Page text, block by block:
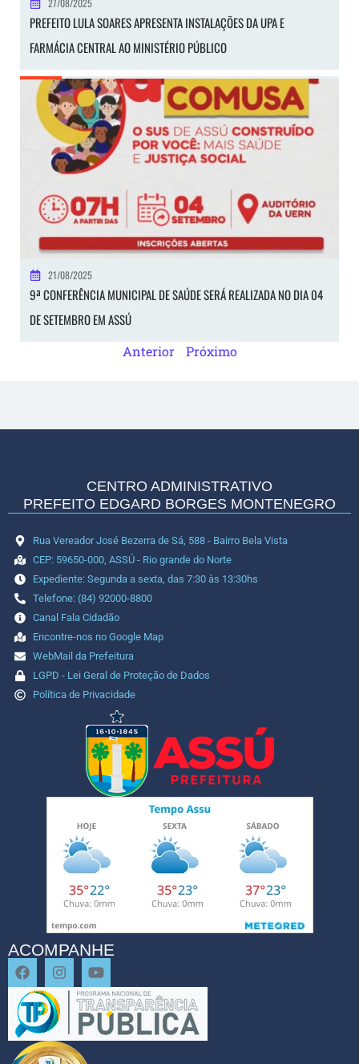
27/08/2025
PREFEITO LULA SOARES APRESENTA INSTALAÇÕES DA UPA E
FARMÁCIA CENTRAL AO MINISTÉRIO PÚBLICO
21/08/2025
9ª CONFERÊNCIA MUNICIPAL DE SAÚDE SERÁ REALIZADA NO DIA 04
DE SETEMBRO EM ASSÚ
Anterior Próximo
CENTRO ADMINISTRATIVO
PREFEITO EDGARD BORGES MONTENEGRO
Rua Vereador José Bezerra de Sá, 588 - Bairro Bela Vista
CEP: 59650-000, ASSÚ - Rio grande do Norte
Expediente: Segunda a sexta, das 7:30 às 13:30hs
Telefone: (84) 92000-8800
Canal Fala Cidadão
Encontre-nos no Google Map
WebMail da Prefeitura
LGPD - Lei Geral de Proteção de Dados
Política de Privacidade
ACOMPANHE